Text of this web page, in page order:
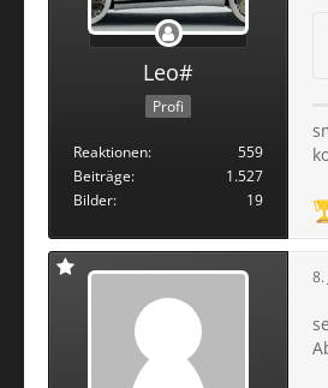
Leo#
Profi
Reaktionen
559
Beiträge
1.527
Bilder
19
8.